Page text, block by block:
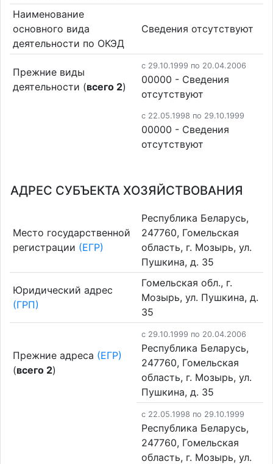
Наименование
основного вида
деятельности по ОКЭД
Cведения отсутствуют
Прежние виды
деятельности (всего 2)
c 29.10.1999 по 20.04.2006
00000 - Cведения
отсутствуют
c 22.05.1998 по 29.10.1999
00000 - Cведения
отсутствуют
АДРЕС СУБЪЕКТА ХОЗЯЙСТВОВАНИЯ
Место государственной
регистрации (ЕГР)
Республика Беларусь,
247760, Гомельская
область, г. Мозырь, ул.
Пушкина, д. 35
Юридический адрес
(ГРП)
Гомельская обл., г.
Мозырь, ул. Пушкина, д.
35
Прежние адреса (ЕГР)
(всего 2)
c 29.10.1999 по 20.04.2006
Республика Беларусь,
247760, Гомельская
область, г. Мозырь, ул.
Пушкина, д. 35
c 22.05.1998 по 29.10.1999
Республика Беларусь,
247760, Гомельская
область, г. Мозырь, ул.